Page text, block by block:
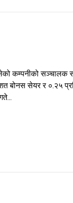
कम्पनीको
बोनस सेयर र ०.२५